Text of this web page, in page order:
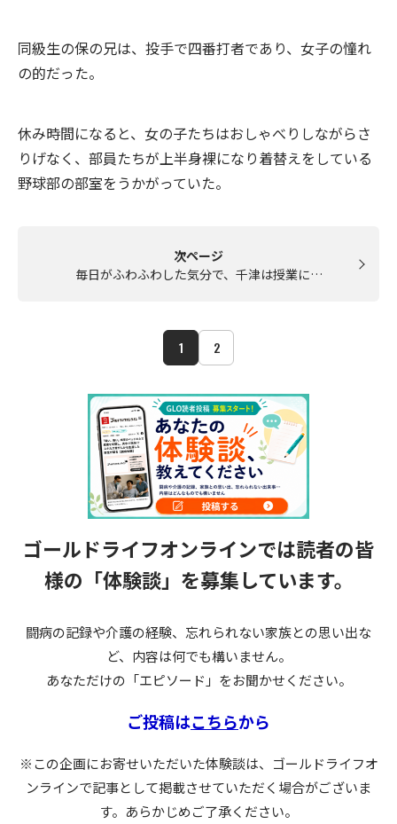
同級生の保の兄は、投手で四番打者であり、女子の憧れ
の的だった。
休み時間になると、女の子たちはおしゃべりしながらさ
りげなく、部員たちが上半身裸になり着替えをしている
野球部の部室をうかがっていた。
次ページ
毎日がふわふわした気分で、千津は授業に…
1 2
ゴールドライフオンラインでは読者の皆
様の 「体験談」を募集しています。
闘病の記録や介護の経験、忘れられない家族との思い出な
ど、内容は何でも構いません。
あなただけの「エピソード」をお聞かせください。
ご投稿はこちらから
※この企画にお寄せいただいた体験談は、ゴールドライフオ
ンラインで記事として掲載させていただく場合がございま
す。あらかじめご了承ください。